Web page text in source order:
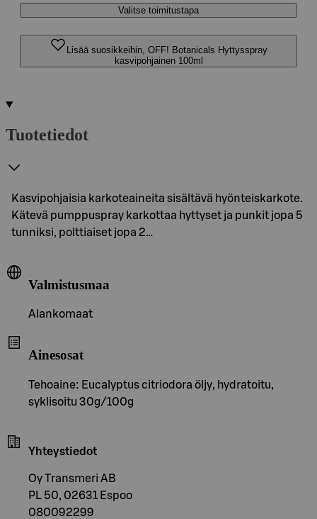
Valitse toimitustapa
Lisää suosikkeihin, OFF! Botanicals Hyttysspray
kasvipohjainen 100ml
Tuotetiedot
Kasvipohjaisia karkoteaineita sisältävä hyönteiskarkote.
Kätevä pumppuspray karkottaa hyttyset ja punkit jopa 5
tunniksi, polttiaiset jopa 2…
Valmistusmaa
Alankomaat
Ainesosat
Tehoaine: Eucalyptus citriodora öljy, hydratoitu,
syklisoitu 30g/100g
Yhteystiedot
Oy Transmeri AB
PL 50, 02631 Espoo
080092299